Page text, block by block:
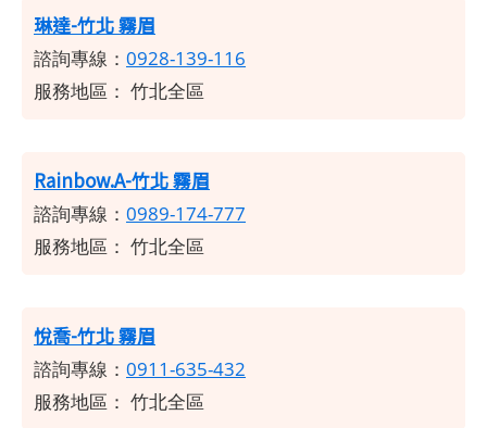
琳達-竹北 霧眉
諮詢專線： 0928-139-116
服務地區： 竹北全區
Rainbow.A-竹北 霧眉
諮詢專線： 0989-174-777
服務地區： 竹北全區
悅喬-竹北 霧眉
諮詢專線： 0911-635-432
服務地區： 竹北全區